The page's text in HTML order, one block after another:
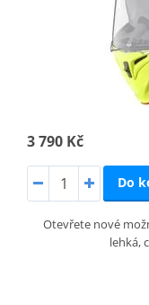
3 790 Kč
Do
Otevřete nové
lehká,